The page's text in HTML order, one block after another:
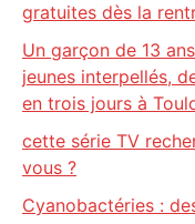
gratuites dès la
Un garçon de 13
jeunes interpellés,
en trois jours à
cette série TV
vous ?
Cyanobactéries :